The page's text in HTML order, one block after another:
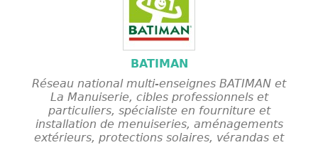
BATIMAN
Réseau national multi-enseignes BATIMAN et
La Manuiserie, cibles professionnels et
particuliers, spécialiste en fourniture et
installation de menuiseries, aménagements
extérieurs, protections solaires, vérandas et